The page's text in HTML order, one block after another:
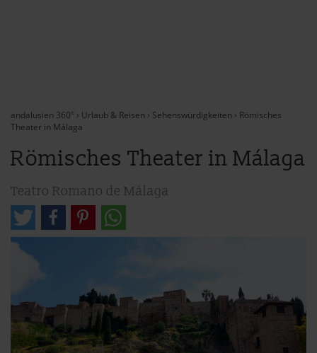
andalusien 360° › Urlaub & Reisen › Sehenswürdigkeiten › Römisches
Theater in Málaga
Römisches Theater in Málaga
Teatro Romano de Málaga